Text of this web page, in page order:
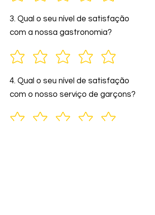
3. Qual o seu nível de satisfação
com a nossa gastronomia?
4. Qual o seu nível de satisfação
com o nosso serviço de garçons?